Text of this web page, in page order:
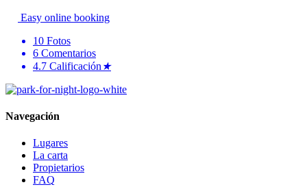
Easy online booking
10 Fotos
6 Comentarios
4.7 Calificación ★
Navegación
Lugares
La carta
Propietarios
FAQ